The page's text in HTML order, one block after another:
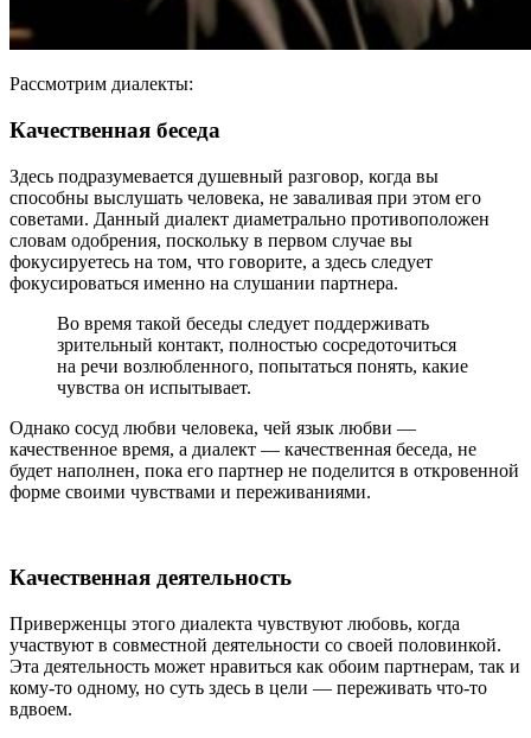
Рассмотрим диалекты:
Качественная беседа
Здесь подразумевается душевный разговор, когда вы
способны выслушать человека, не заваливая при этом его
советами. Данный диалект диаметрально противоположен
словам одобрения, поскольку в первом случае вы
фокусируетесь на том, что говорите, а здесь следует
фокусироваться именно на слушании партнера.
Во время такой беседы следует поддерживать
зрительный контакт, полностью сосредоточиться
на речи возлюбленного, попытаться понять, какие
чувства он испытывает.
Однако сосуд любви человека, чей язык любви —
качественное время, а диалект — качественная беседа, не
будет наполнен, пока его партнер не поделится в откровенной
форме своими чувствами и переживаниями.
Качественная деятельность
Приверженцы этого диалекта чувствуют любовь, когда
участвуют в совместной деятельности со своей половинкой.
Эта деятельность может нравиться как обоим партнерам, так и
кому-то одному, но суть здесь в цели — переживать что-то
вдвоем.